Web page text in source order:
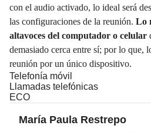
con el audio activado, lo ideal será
las configuraciones de la reunión. Lo
altavoces del computador o celular
demasiado cerca entre sí; por lo que,
reunión por un único dispositivo.
Telefonía móvil
Llamadas telefónicas
ECO
María Paula Restrepo